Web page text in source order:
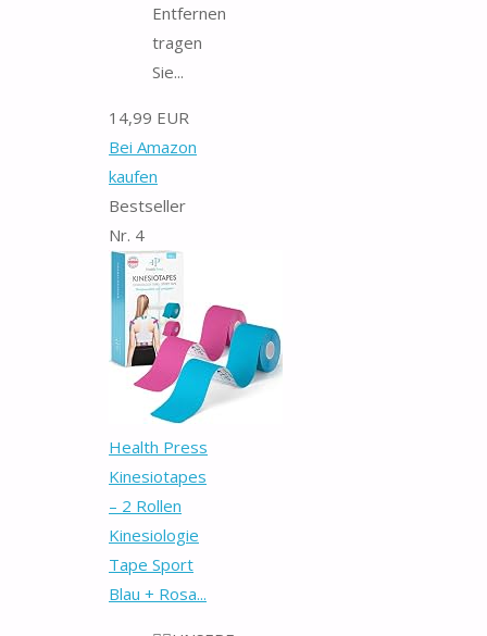
Entfernen
tragen
Sie...
14,99 EUR
Bei Amazon
kaufen
Bestseller
Nr. 4
Health Press
Kinesiotapes
– 2 Rollen
Kinesiologie
Tape Sport
Blau + Rosa...